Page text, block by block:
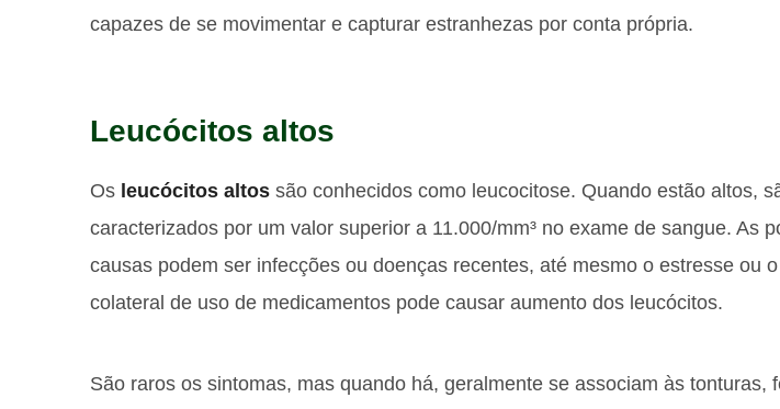
capazes de se movimentar e capturar estranhezas por conta própria.
Leucócitos altos
Os leucócitos altos são conhecidos como leucocitose. Quando estão altos,
caracterizados por um valor superior a 11.000/mm³ no exame de sangue. As
causas podem ser infecções ou doenças recentes, até mesmo o estresse ou
colateral de uso de medicamentos pode causar aumento dos leucócitos.
São raros os sintomas, mas quando há, geralmente se associam às tonturas,